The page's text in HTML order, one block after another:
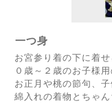
一つ身
お宮参り着の下に着せ
０歳～２歳のお子様用
お正月や桃の節句、
綿入れの着物とちゃ